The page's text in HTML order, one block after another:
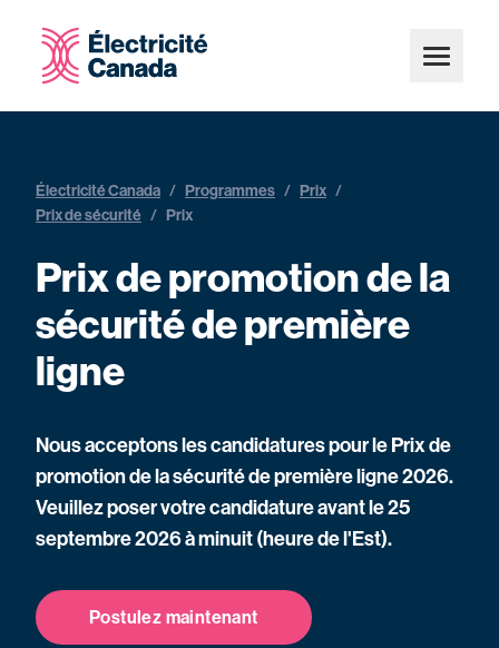
Électricité Canada / Programmes / Prix /
Prix de sécurité / Prix
Prix de promotion de la
sécurité de première
ligne
Nous acceptons les candidatures pour le Prix de
promotion de la sécurité de première ligne 2026.
Veuillez poser votre candidature avant le 25
septembre 2026 à minuit (heure de l'Est).
Postulez maintenant